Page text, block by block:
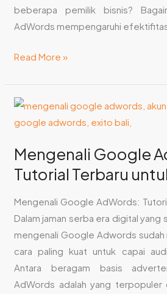
beberapa pemilik bisnis?
AdWords mempengaruhi
Read More »
Mengenali Google
Tutorial Terbaru
Mengenali Google AdWords:
Dalam jaman serba era digital yang
mengenali Google Adwords sudah
cara paling kuat untuk capai
Antara beragam basis
AdWords adalah yang terpopuler
Mengenali
Google
Tutorial
Terbaru
Anda